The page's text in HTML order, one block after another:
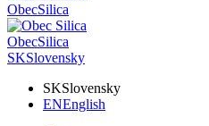
ObecSilica
ObecSilica
SKSlovensky
SKSlovensky
ENEnglish